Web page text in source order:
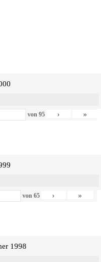
von 95 › »
von 65 › »
1998